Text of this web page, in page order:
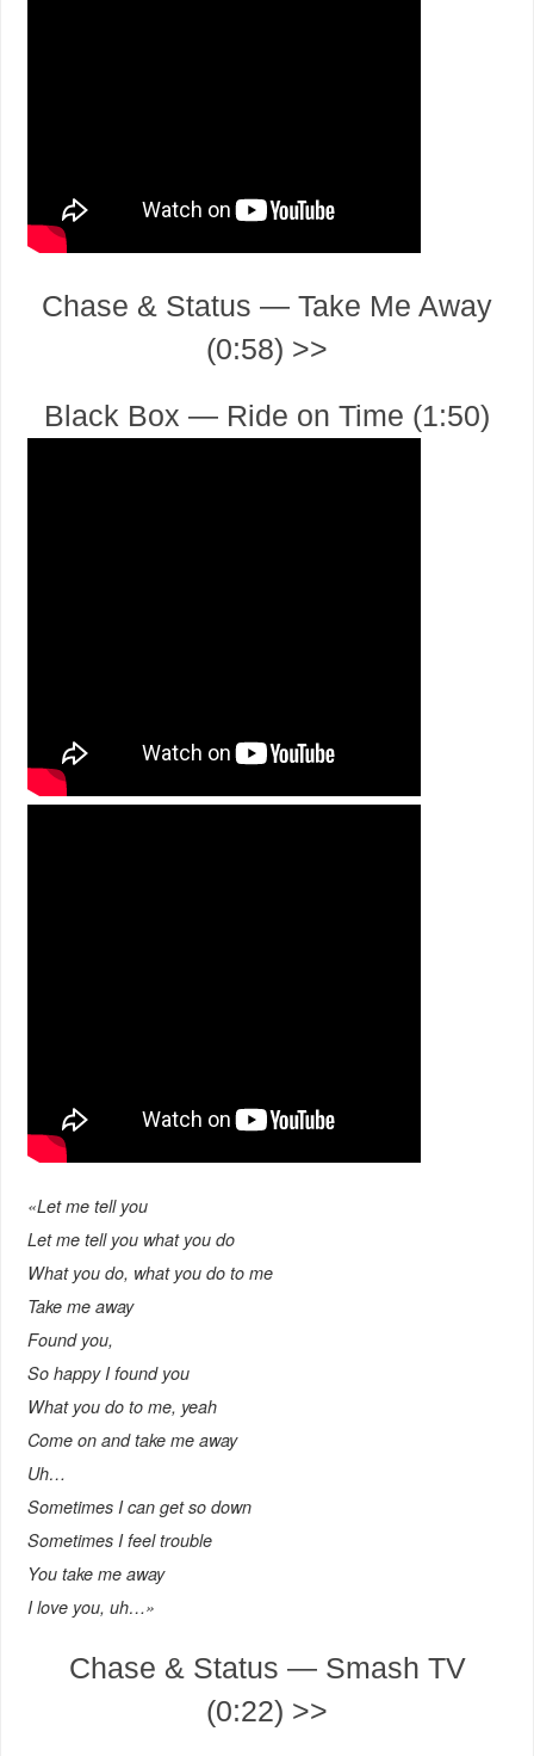
Chase & Status — Take Me Away
(0:58) >>
Black Box — Ride on Time (1:50)
«Let me tell you
Let me tell you what you do
What you do, what you do to me
Take me away
Found you,
So happy I found you
What you do to me, yeah
Come on and take me away
Uh…
Sometimes I can get so down
Sometimes I feel trouble
You take me away
I love you, uh…»
Chase & Status — Smash TV
(0:22) >>